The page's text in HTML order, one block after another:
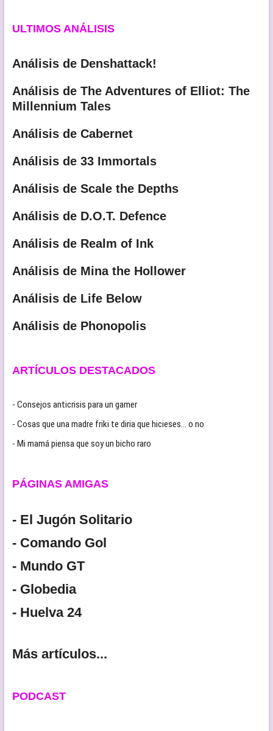
ULTIMOS ANÁLISIS
Análisis de Denshattack!
Análisis de The Adventures of Elliot: The
Millennium Tales
Análisis de Cabernet
Análisis de 33 Immortals
Análisis de Scale the Depths
Análisis de D.O.T. Defence
Análisis de Realm of Ink
Análisis de Mina the Hollower
Análisis de Life Below
Análisis de Phonopolis
ARTÍCULOS DESTACADOS
- Consejos anticrisis para un gamer
- Cosas que una madre friki te diria que hicieses… o no
- Mi mamá piensa que soy un bicho raro
PÁGINAS AMIGAS
- El Jugón Solitario
- Comando Gol
- Mundo GT
- Globedia
- Huelva 24
Más artículos...
PODCAST